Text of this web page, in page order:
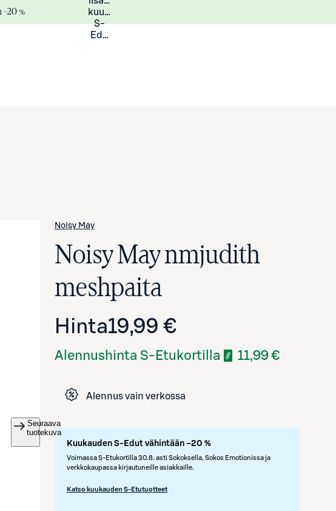
–20 %
kuukauden
S-
Eduista
Seuraava
tuotekuva
Noisy May
Noisy May nmjudith
meshpaita
Hinta19,99 €
Alennushinta S-Etukortilla 11,99 €
Alennus vain verkossa
Kuukauden S-Edut vähintään –20 %
Voimassa S-Etukortilla 30.8. asti Sokoksella, Sokos Emotionissa ja
verkkokaupassa kirjautuneille asiakkaille.
Katso kuukauden S-Etutuotteet